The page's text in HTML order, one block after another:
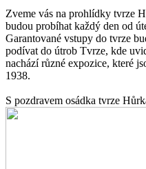
Zveme vás na prohlídky tvrze
budou probíhat každý den od
Garantované vstupy do tvrze
podívat do útrob Tvrze, kde
nachází různé expozice, které
1938.
S pozdravem osádka tvrze